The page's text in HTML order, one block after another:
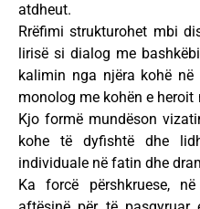
atdheut.
Rrëfimi strukturohet mbi
lirisë si dialog me
kalimin nga njëra kohë
monolog me kohën e
Kjo formë mundëson
kohe të dyfishtë dhe
individuale në fatin dhe
Ka forcë përshkruese,